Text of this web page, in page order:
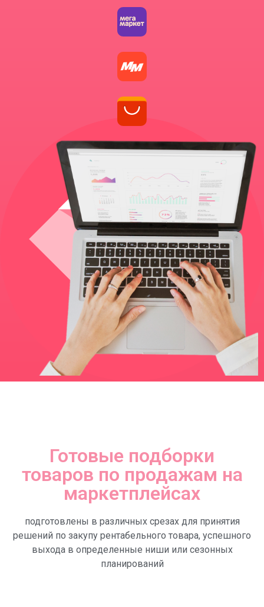
Готовые подборки
товаров по продажам на
маркетплейсах
подготовлены в различных срезах для принятия
решений по закупу рентабельного товара, успешного
выхода в определенные ниши или сезонных
планирований